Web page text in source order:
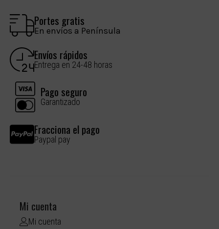
Portes gratis
En envíos a Península
Envíos rápidos
Entrega en 24-48 horas
Pago seguro
Garantizado
Fracciona el pago
Paypal pay
Mi cuenta
Mi cuenta